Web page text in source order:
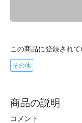
この商品に登録され
その他
商品の説明
コメント